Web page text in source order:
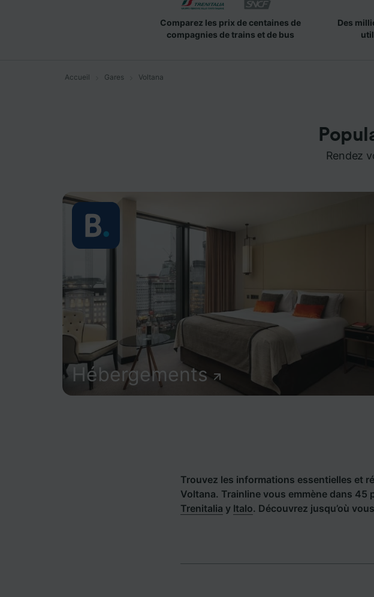
Comparez les prix de centaines de
compagnies de trains et de bus
Des
Accueil Gares Voltana
Rendez
Hébergements
Trouvez les informations essentielles et
Voltana. Trainline vous emmène dans
Trenitalia y Italo. Découvrez jusqu’où